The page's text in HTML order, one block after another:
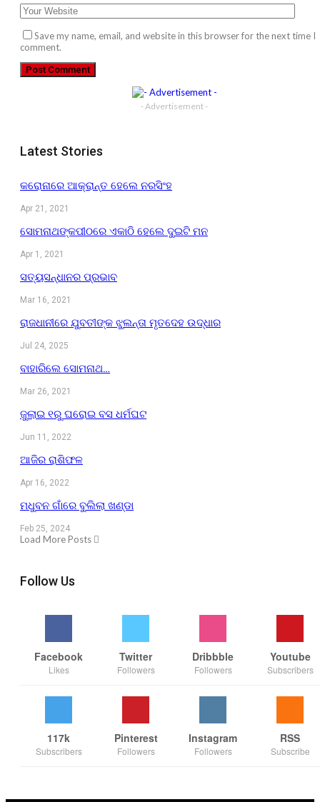
Save my name, email, and website in this browser for the next time I
comment.
- Advertisement -
Latest Stories
କରୋନାରେ ଆକ୍ରାନ୍ତ ହେଲେ ନରସିଂହ
Apr 21, 2021
ସୋମନାଥଙ୍କପୀଠରେ ଏକାଠି ହେଲେ ଦୁଇଟି ମନ
Apr 1, 2021
ସତ୍ୟସନ୍ଧାନର ପ୍ରଭାବ
Mar 16, 2021
ରାଜଧାନୀରେ ଯୁବତୀଙ୍କ ଝୁଲନ୍ତା ମୃତଦେହ ଉଦ୍ଧାର
Jul 24, 2025
ବାହାରିଲେ ସୋମନାଥ…
Mar 26, 2021
ଜୁଲାଇ ୧ରୁ ଘରୋଇ ବସ ଧର୍ମଘଟ
Jun 11, 2022
ଆଜିର ରାଶିଫଳ
Apr 16, 2022
ମଧୁବନ ଗାଁରେ ବୁଲିଲା ଖଣ୍ଡା
Feb 25, 2024
Load More Posts
Follow Us
Facebook
Likes
Twitter
Followers
Dribbble
Followers
Youtube
Subscribers
117k
Subscribers
Pinterest
Followers
Instagram
Followers
RSS
Subscribe